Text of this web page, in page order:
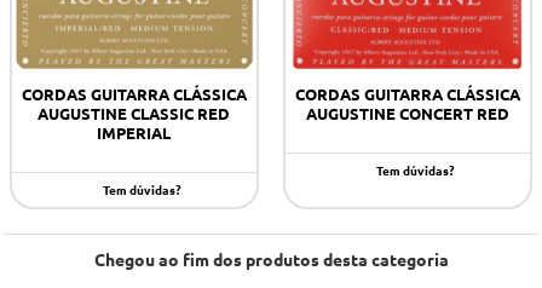
CORDAS GUITARRA CLÁSSICA
AUGUSTINE CLASSIC RED
IMPERIAL
Tem dúvidas?
CORDAS GUITARRA CLÁSSICA
AUGUSTINE CONCERT RED
Tem dúvidas?
Chegou ao fim dos produtos desta categoria